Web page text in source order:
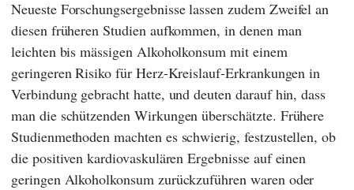
Neueste Forschungsergebnisse lassen zudem Zweifel an
diesen früheren Studien aufkommen, in denen man
leichten bis mässigen Alkoholkonsum mit einem
geringeren Risiko für Herz-Kreislauf-Erkrankungen in
Verbindung gebracht hatte, und deuten darauf hin, dass
man die schützenden Wirkungen überschätzte. Frühere
Studienmethoden machten es schwierig, festzustellen, ob
die positiven kardiovaskulären Ergebnisse auf einen
geringen Alkoholkonsum zurückzuführen waren oder